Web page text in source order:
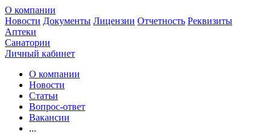
О компании
Новости Документы Лицензии Отчетность Реквизиты
Аптеки
Санатории
Личный кабинет
О компании
Новости
Статьи
Вопрос-ответ
Вакансии
...